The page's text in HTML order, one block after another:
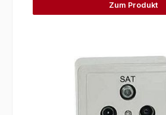
Zum Produkt